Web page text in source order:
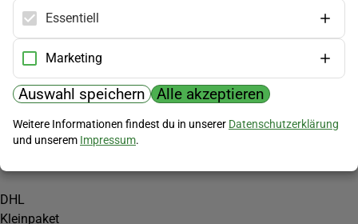
Kundenservice
Widerrufsbelehrung
Versandkosten
Zahlungsmöglichkeiten
PayPal
Vorkasse
Versand
DHL
Kleinpaket
Essentiell
Marketing
Auswahl speichern Alle akzeptieren
Weitere Informationen findest du in unserer Datenschutzerklärung
und unserem Impressum.